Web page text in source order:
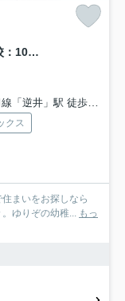
柏市南増尾３丁目新築戸建【土南部小学校：10分】
「逆井」駅 徒歩24分
クス
まいをお探しなら
ゆりぞの幼稚... もっ